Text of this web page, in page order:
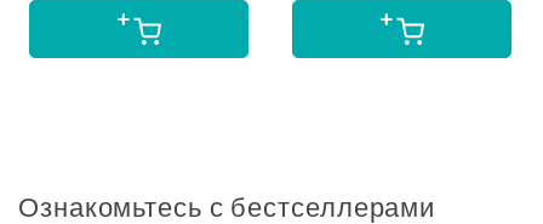
Ознакомьтесь с бестселлерами